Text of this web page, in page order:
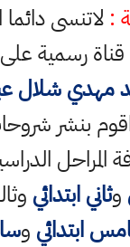
: لاتنسى
قناة رسمية
مهدي شلال
بنشر
المراحل
وثاني ابتدائي
ابتدائي و